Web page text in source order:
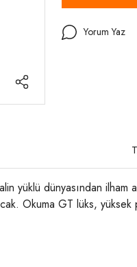
Yorum Yaz
yüklü dünyasından
Okuma GT lüks,